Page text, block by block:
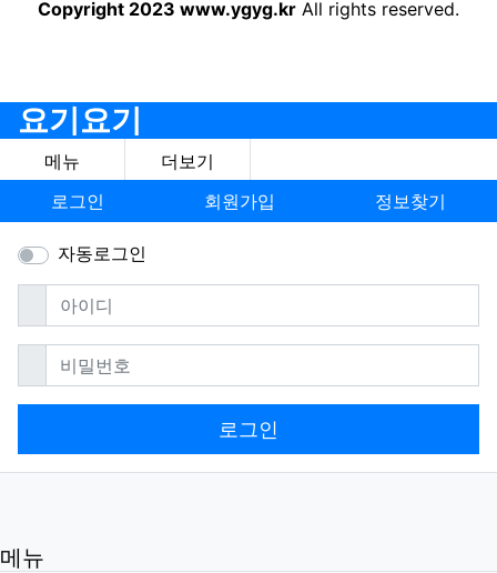
Copyright 2023 www.ygyg.kr All rights reserved.
요기요기
메뉴
더보기
로그인
회원가입 정보찾기
자동로그인
아이디필수
비밀번호필수
로그인
메뉴